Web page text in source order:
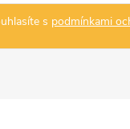
s podmínkami